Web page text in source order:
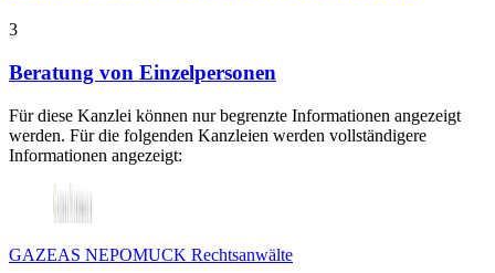
3
Beratung von Einzelpersonen
Für diese Kanzlei können nur begrenzte Informationen angezeigt
werden. Für die folgenden Kanzleien werden vollständigere
Informationen angezeigt:
GAZEAS NEPOMUCK Rechtsanwälte